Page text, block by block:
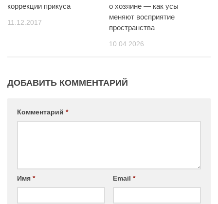
коррекции прикуса
11.12.2017
о хозяине — как усы
меняют восприятие
пространства
10.04.2026
ДОБАВИТЬ КОММЕНТАРИЙ
Комментарий *
Имя * Email *